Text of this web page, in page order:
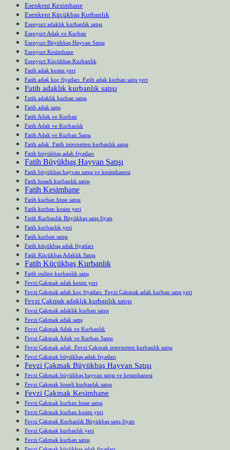
Esenkent Kesimhane
Esenkent Küçükbaş Kurbanlık
Esenyurt adaklık kurbanlık satışı
Esenyurt Adak ve Kurban
Esenyurt Büyükbaş Hayvan Satışı
Esenyurt Kesimhane
Esenyurt Küçükbaş Kurbanlık
Fatih adak kesim yeri
Fatih adak koç fiyatları Fatih adak kurban satış yeri
Fatih adaklık kurbanlık satışı
Fatih adaklık kurban satışı
Fatih adak satış
Fatih Adak ve Kurban
Fatih Adak ve Kurbanlık
Fatih Adak ve Kurban Satışı
Fatih adak Fatih internetten kurbanlık satışı
Fatih büyükbaş adak fiyatları
Fatih Büyükbaş Hayvan Satışı
Fatih büyükbaş hayvan satışı ve kesimhanesi
Fatih hisseli kurbanlık satışı
Fatih Kesimhane
Fatih kurban hisse satışı
Fatih kurban kesim yeri
Fatih Kurbanlık Büyükbaş satış fiyatı
Fatih kurbanlık yeri
Fatih kurban satışı
Fatih küçükbaş adak fiyatları
Fatih Küçükbaş Adaklık Satışı
Fatih Küçükbaş Kurbanlık
Fatih online kurbanlık satış
Fevzi Çakmak adak kesim yeri
Fevzi Çakmak adak koç fiyatları Fevzi Çakmak adak kurban satış yeri
Fevzi Çakmak adaklık kurbanlık satışı
Fevzi Çakmak adaklık kurban satışı
Fevzi Çakmak adak satış
Fevzi Çakmak Adak ve Kurbanlık
Fevzi Çakmak Adak ve Kurban Satışı
Fevzi Çakmak adak Fevzi Çakmak internetten kurbanlık satışı
Fevzi Çakmak büyükbaş adak fiyatları
Fevzi Çakmak Büyükbaş Hayvan Satışı
Fevzi Çakmak büyükbaş hayvan satışı ve kesimhanesi
Fevzi Çakmak hisseli kurbanlık satışı
Fevzi Çakmak Kesimhane
Fevzi Çakmak kurban hisse satışı
Fevzi Çakmak kurban kesim yeri
Fevzi Çakmak Kurbanlık Büyükbaş satış fiyatı
Fevzi Çakmak kurbanlık yeri
Fevzi Çakmak kurban satışı